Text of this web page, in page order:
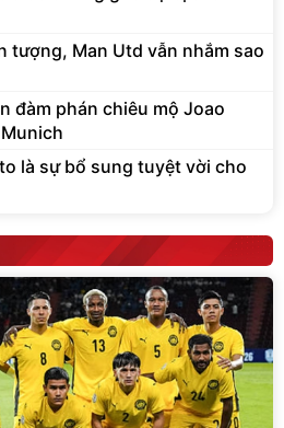
tượng, Man Utd vẫn nhắm sao
đàm phán chiêu mộ Joao
là sự bổ sung tuyệt vời cho